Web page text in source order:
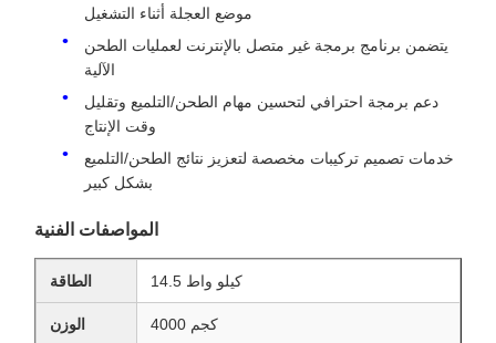
موضع العجلة أثناء التشغيل
يتضمن برنامج برمجة غير متصل بالإنترنت لعمليات الطحن
الآلية
دعم برمجة احترافي لتحسين مهام الطحن/التلميع وتقليل
وقت الإنتاج
خدمات تصميم تركيبات مخصصة لتعزيز نتائج الطحن/التلميع
بشكل كبير
المواصفات الفنية
الطاقة 14.5 كيلو واط
الوزن 4000 كجم